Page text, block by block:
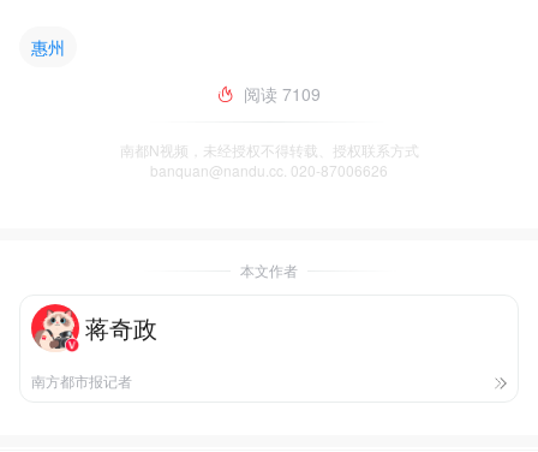
惠州
阅读 7109
南都N视频，未经授权不得转载、授权联系方式
banquan@nandu.cc. 020-87006626
本文作者
蒋奇政
南方都市报记者